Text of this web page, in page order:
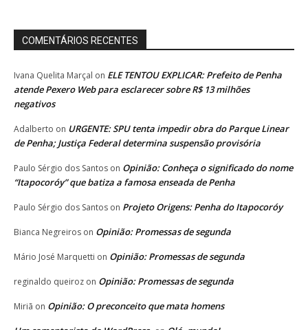
COMENTÁRIOS RECENTES
Ivana Quelita Marçal on ELE TENTOU EXPLICAR: Prefeito de Penha
atende Pexero Web para esclarecer sobre R$ 13 milhões
negativos
Adalberto on URGENTE: SPU tenta impedir obra do Parque Linear
de Penha; Justiça Federal determina suspensão provisória
Paulo Sérgio dos Santos on Opinião: Conheça o significado do nome
“Itapocoróy” que batiza a famosa enseada de Penha
Paulo Sérgio dos Santos on Projeto Origens: Penha do Itapocoróy
Bianca Negreiros on Opinião: Promessas de segunda
Mário José Marquetti on Opinião: Promessas de segunda
reginaldo queiroz on Opinião: Promessas de segunda
Miriã on Opinião: O preconceito que mata homens